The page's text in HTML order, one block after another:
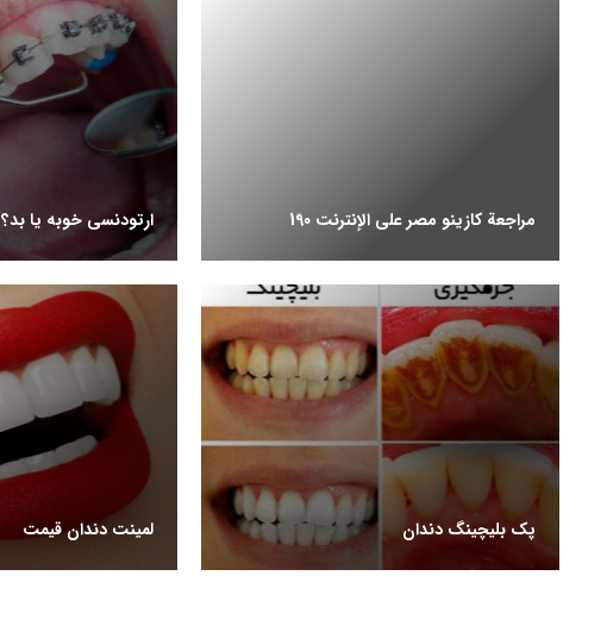
مراجعة كازينو مصر على الإنترنت 190 ارتودنسی خوبه یا بد؟
پک بلیچینگ دندان لمینت دندان قیمت